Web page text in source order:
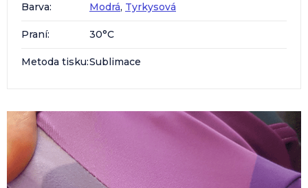
Barva: Modrá, Tyrkysová
Praní: 30°C
Metoda tisku:Sublimace